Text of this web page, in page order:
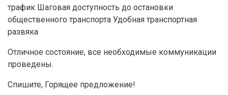
трафик Шаговая доступность до остановки
общественного транспорта Удобная транспортная
развяка
Отличное состояние, все необходимые коммуникации
проведены.
Спишите, Горящее предложение!